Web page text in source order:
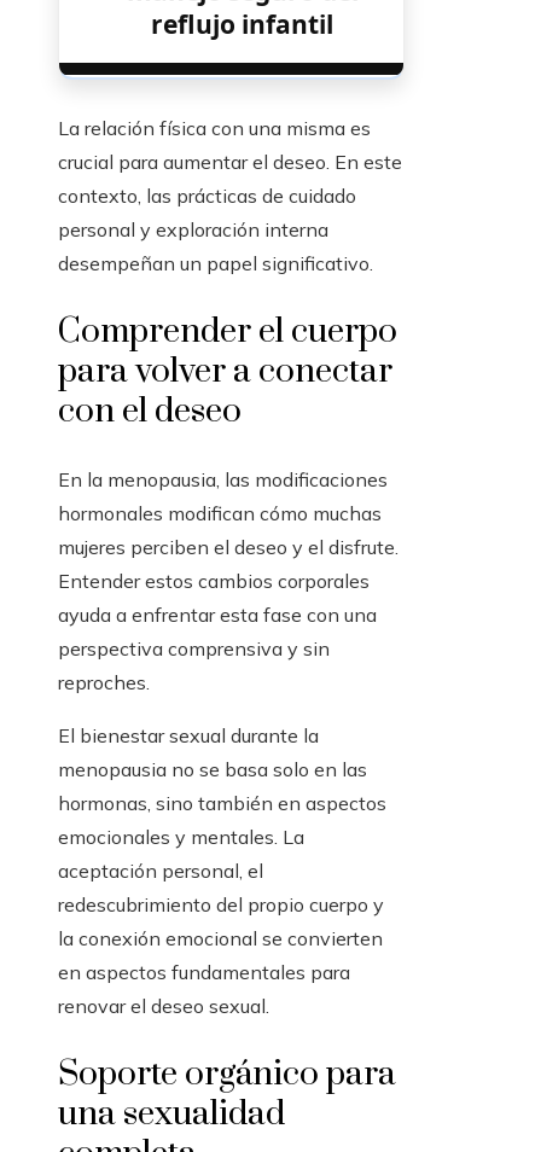
reflujo infantil
La relación física con una misma es
crucial para aumentar el deseo. En este
contexto, las prácticas de cuidado
personal y exploración interna
desempeñan un papel significativo.
Comprender el cuerpo
para volver a conectar
con el deseo
En la menopausia, las modificaciones
hormonales modifican cómo muchas
mujeres perciben el deseo y el disfrute.
Entender estos cambios corporales
ayuda a enfrentar esta fase con una
perspectiva comprensiva y sin
reproches.
El bienestar sexual durante la
menopausia no se basa solo en las
hormonas, sino también en aspectos
emocionales y mentales. La
aceptación personal, el
redescubrimiento del propio cuerpo y
la conexión emocional se convierten
en aspectos fundamentales para
renovar el deseo sexual.
Soporte orgánico para
una sexualidad